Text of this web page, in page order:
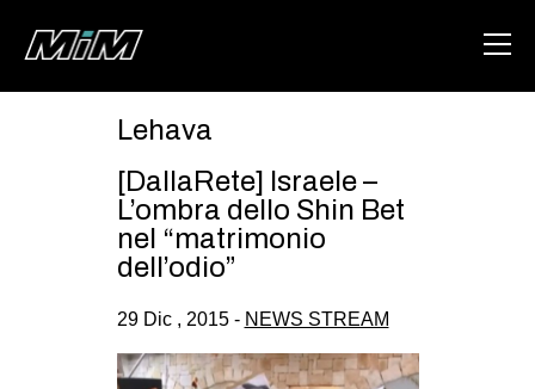
ABOUT
CSOA LAMBRETTA
Lehava
[DallaRete] Israele –
L’ombra dello Shin Bet
nel “matrimonio
dell’odio”
29 Dic , 2015 - NEWS STREAM